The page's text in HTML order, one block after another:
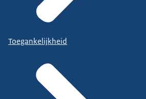
Toegankelijkheid